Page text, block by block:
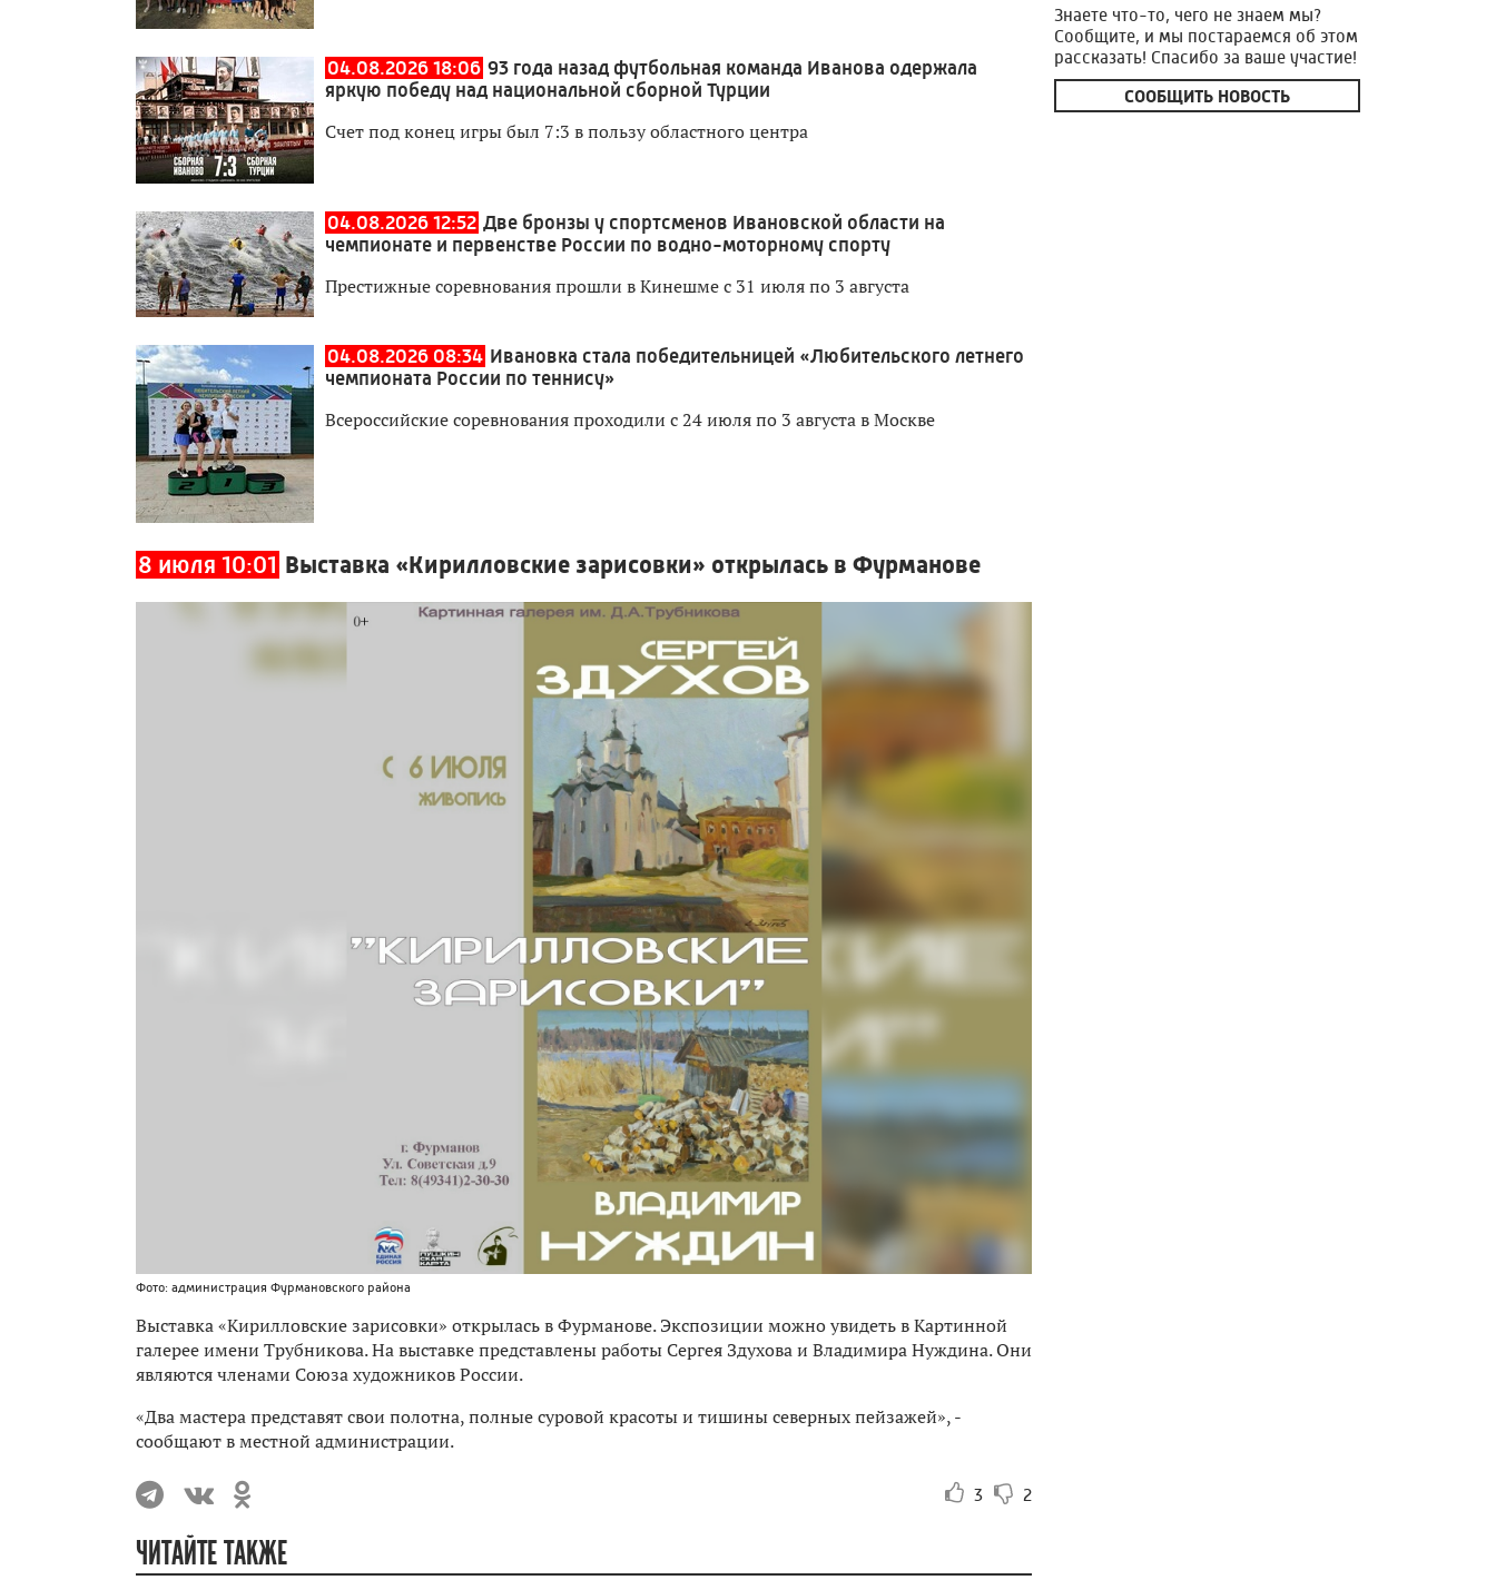
04.08.2026 18:06 93 года назад футбольная команда Иванова одержала
яркую победу над национальной сборной Турции
Счет под конец игры был 7:3 в пользу областного центра
04.08.2026 12:52 Две бронзы у спортсменов Ивановской области на
чемпионате и первенстве России по водно-моторному спорту
Престижные соревнования прошли в Кинешме с 31 июля по 3 августа
04.08.2026 08:34 Ивановка стала победительницей «Любительского летнего
чемпионата России по теннису»
Всероссийские соревнования проходили с 24 июля по 3 августа в Москве
8 июля 10:01 Выставка «Кирилловские зарисовки» открылась в Фурманове
Фото: администрация Фурмановского района
Выставка «Кирилловские зарисовки» открылась в Фурманове. Экспозиции можно увидеть в Картинной
галерее имени Трубникова. На выставке представлены работы Сергея Здухова и Владимира Нуждина. Они
являются членами Союза художников России.
«Два мастера представят свои полотна, полные суровой красоты и тишины северных пейзажей», -
сообщают в местной администрации.
3 2
ЧИТАЙТЕ ТАКЖЕ
Знаете что-то, чего не знаем мы?
Сообщите, и мы постараемся об этом
рассказать! Спасибо за ваше участие!
СООБЩИТЬ НОВОСТЬ